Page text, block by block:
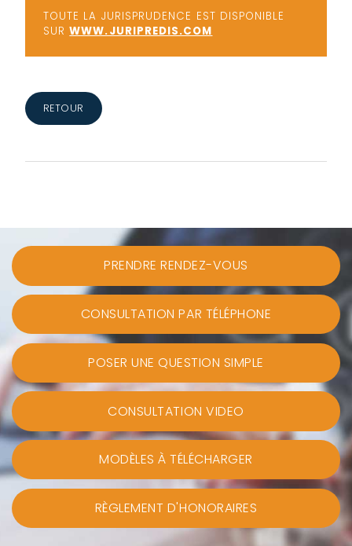
TOUTE LA JURISPRUDENCE EST DISPONIBLE
SURWWW.JURIPREDIS.COM
RETOUR
PRENDRE RENDEZ-VOUS
CONSULTATION PAR TÉLÉPHONE
POSER UNE QUESTION SIMPLE
CONSULTATION VIDEO
MODÈLES À TÉLÉCHARGER
RÈGLEMENT D'HONORAIRES